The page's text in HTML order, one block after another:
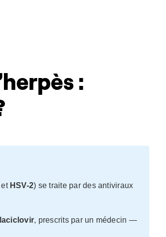
:
et HSV-2) se traite par des antiviraux
, prescrits par un médecin —